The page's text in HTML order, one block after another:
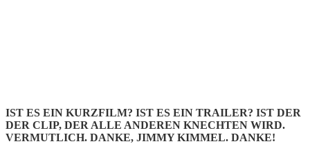
IST ES EIN KURZFILM? IST ES EIN TRAILER? IST DER
DER CLIP, DER ALLE ANDEREN KNECHTEN WIRD.
VERMUTLICH. DANKE, JIMMY KIMMEL. DANKE!